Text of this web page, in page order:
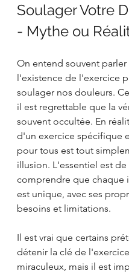
Soulager Votre
- Mythe ou
On entend souvent parler
l'existence de l'exercice
soulager nos douleurs.
il est regrettable que la
souvent occultée. En
d'un exercice spécifique
pour tous est tout
illusion. L'essentiel est de
comprendre que chaque
est unique, avec ses
besoins et limitations.
Il est vrai que certains
détenir la clé de l'exercice
miraculeux, mais il est